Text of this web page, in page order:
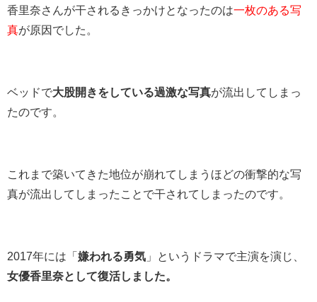
香里奈さんが干されるきっかけとなったのは一枚のある写
真が原因でした。
ベッドで大股開きをしている過激な写真が流出してしまっ
たのです。
これまで築いてきた地位が崩れてしまうほどの衝撃的な写
真が流出してしまったことで干されてしまったのです。
2017年には「嫌われる勇気 」というドラマで主演を演じ、
女優香里奈として復活しました。